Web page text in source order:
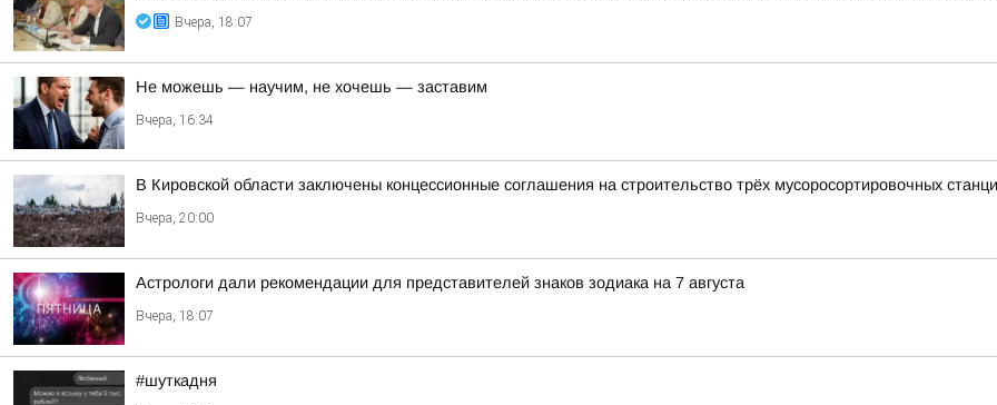
Вчера, 18:07
Не можешь — научим, не хочешь — заставим
Вчера, 16:34
В Кировской области заключены концессионные соглашения на строительство трёх мусоросортировочных
Вчера, 20:00
Астрологи дали рекомендации для представителей знаков зодиака на 7 августа
Вчера, 18:07
#шуткадня